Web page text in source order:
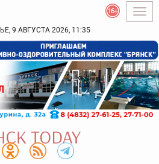
9 АВГУСТА 2026, 11:35